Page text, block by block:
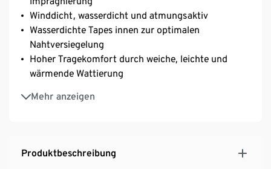
Winddicht, wasserdicht und atmungsaktiv
Wasserdichte Tapes innen zur optimalen
Nahtversiegelung
Hoher Tragekomfort durch weiche, leichte und
wärmende Wattierung
Mehr anzeigen
Weiches und wärmendes Microfleece-Futter im
oberen Bereich, Kapuze und Taschen
Ärmel und Hosenbeine mit glattem Taftfutter zum
einfachen An- und Ausziehen
Produktbeschreibung